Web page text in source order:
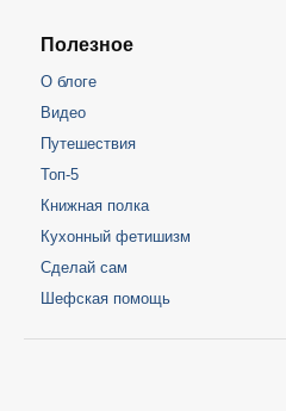
Полезное
О блоге
Видео
Путешествия
Топ-5
Книжная полка
Кухонный фетишизм
Сделай сам
Шефская помощь